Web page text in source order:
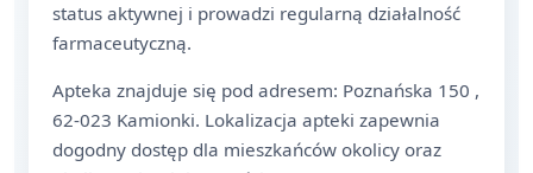
status aktywnej i prowadzi regularną działalność
farmaceutyczną.
Apteka znajduje się pod adresem: Poznańska 150 ,
62-023 Kamionki. Lokalizacja apteki zapewnia
dogodny dostęp dla mieszkańców okolicy oraz